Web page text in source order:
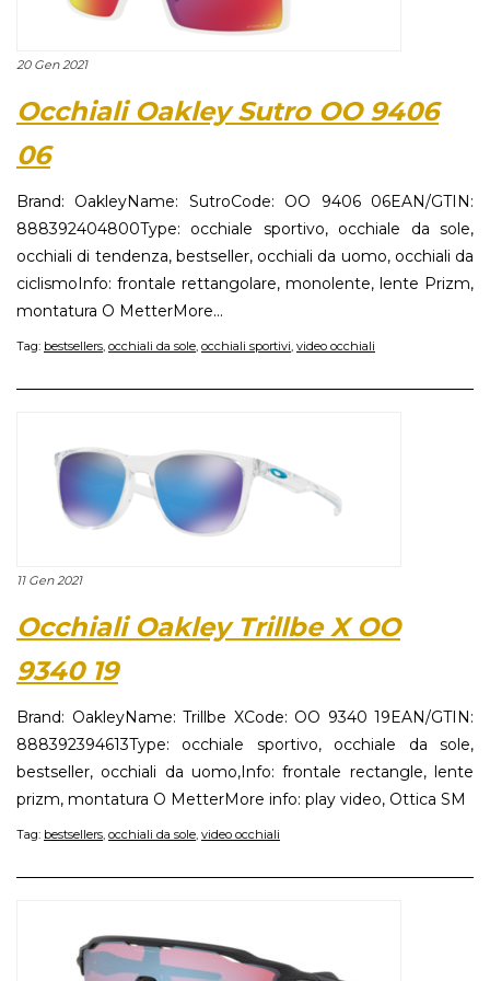
20 Gen 2021
Occhiali Oakley Sutro OO 9406
06
Brand: OakleyName: SutroCode: OO 9406 06EAN/GTIN:
888392404800Type: occhiale sportivo, occhiale da sole,
occhiali di tendenza, bestseller, occhiali da uomo, occhiali da
ciclismoInfo: frontale rettangolare, monolente, lente Prizm,
montatura O MetterMore...
Tag: bestsellers occhiali da sole occhiali sportivi video occhiali
11 Gen 2021
Occhiali Oakley Trillbe X OO
9340 19
Brand: OakleyName: Trillbe XCode: OO 9340 19EAN/GTIN:
888392394613Type: occhiale sportivo, occhiale da sole,
bestseller, occhiali da uomo,Info: frontale rectangle, lente
prizm, montatura O MetterMore info: play video, Ottica SM
Tag: bestsellers occhiali da sole video occhiali